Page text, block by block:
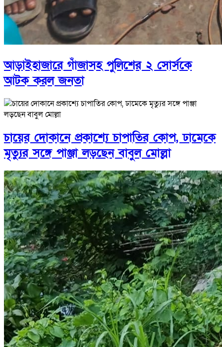
আড়াইহাজারে গাঁজাসহ পুলিশের ২ সোর্সকে
আটক করল জনতা
চায়ের দোকানে প্রকাশ্যে চাপাতির কোপ, ঢামেকে
মৃত্যুর সঙ্গে পাঞ্জা লড়ছেন বাবুল মোল্লা